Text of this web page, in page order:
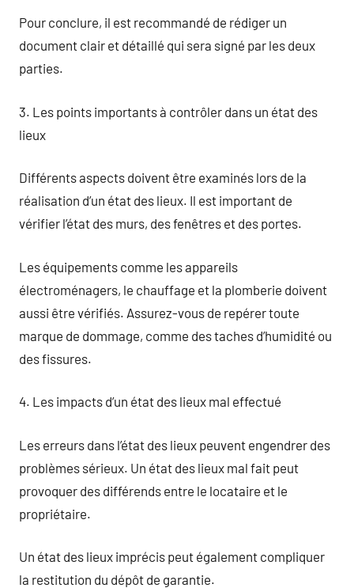
Pour conclure, il est recommandé de rédiger un
document clair et détaillé qui sera signé par les deux
parties.
3. Les points importants à contrôler dans un état des
lieux
Différents aspects doivent être examinés lors de la
réalisation d’un état des lieux. Il est important de
vérifier l’état des murs, des fenêtres et des portes.
Les équipements comme les appareils
électroménagers, le chauffage et la plomberie doivent
aussi être vérifiés. Assurez-vous de repérer toute
marque de dommage, comme des taches d’humidité ou
des fissures.
4. Les impacts d’un état des lieux mal effectué
Les erreurs dans l’état des lieux peuvent engendrer des
problèmes sérieux. Un état des lieux mal fait peut
provoquer des différends entre le locataire et le
propriétaire.
Un état des lieux imprécis peut également compliquer
la restitution du dépôt de garantie.